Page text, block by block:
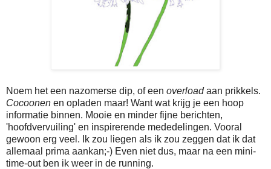
Noem het een nazomerse dip, of een overloadaan prikkels.
Cocoonen en opladen maar! Want wat krijg je een hoop
informatie binnen. Mooie en minder fijne berichten,
'hoofdvervuiling' en inspirerende mededelingen. Vooral
gewoon erg veel. Ik zou liegen als ik zou zeggen dat ik dat
allemaal prima aankan;-) Even niet dus, maar na een mini-
time-out ben ik weer in de running.